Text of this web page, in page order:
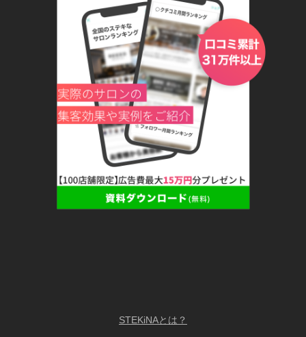
STEKiNAとは？